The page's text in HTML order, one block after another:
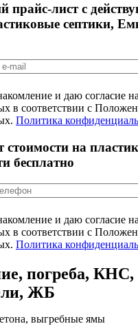
прайс-лист с
септики,
и даю согласие
в соответствии с
Политика
стоимости на
бесплатно
и даю согласие
в соответствии с
Политика
погреба, КНС,
ЖБ
выгребные ямы